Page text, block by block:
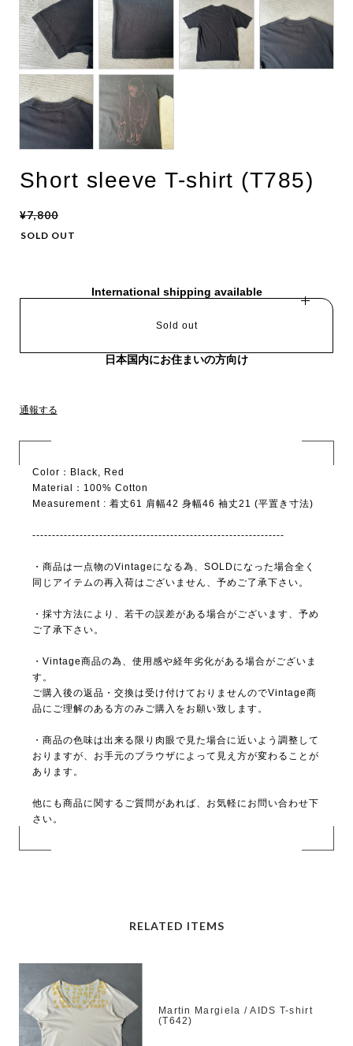
Short sleeve T-shirt (T785)
¥7,800
SOLD OUT
International shipping available
Sold out
日本国内にお住まいの方向け
通報する
Color：Black, Red
Material：100% Cotton
Measurement : 着丈61 肩幅42 身幅46 袖丈21 (平置き寸法)
----------------------------------------------------------------
・商品は一点物のVintageになる為、SOLDになった場合全く
同じアイテムの再入荷はございません、予めご了承下さい。
・採寸方法により、若干の誤差がある場合がございます、予め
ご了承下さい。
・Vintage商品の為、使用感や経年劣化がある場合がございま
す。
ご購入後の返品・交換は受け付けておりませんのでVintage商
品にご理解のある方のみご購入をお願い致します。
・商品の色味は出来る限り肉眼で見た場合に近いよう調整して
おりますが、お手元のブラウザによって見え方が変わることが
あります。
他にも商品に関するご質問があれば、お気軽にお問い合わせ下
さい。
RELATED ITEMS
Martin Margiela / AIDS T-shirt
(T642)